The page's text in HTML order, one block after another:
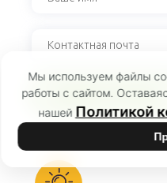
Мы используем файлы
работы с сайтом.
нашей Политикой